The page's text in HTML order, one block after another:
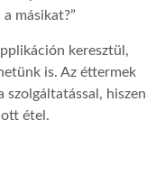
másikat?”
keresztül,
is. Az éttermek
szolgáltatással, hiszen
étel.